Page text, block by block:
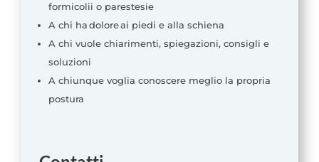
formicolii o parestesie
A chi ha dolore ai piedi e alla schiena
A chi vuole chiarimenti, spiegazioni, consigli e
soluzioni
A chiunque voglia conoscere meglio la propria
postura